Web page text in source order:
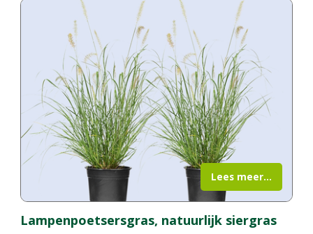
Lampenpoetsersgras, natuurlijk siergras
Lees meer...